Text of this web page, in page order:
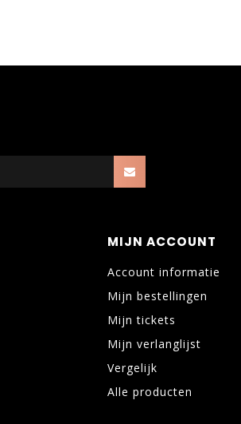
MIJN ACCOUNT
Account informatie
Mijn bestellingen
Mijn tickets
Mijn verlanglijst
Vergelijk
Alle producten